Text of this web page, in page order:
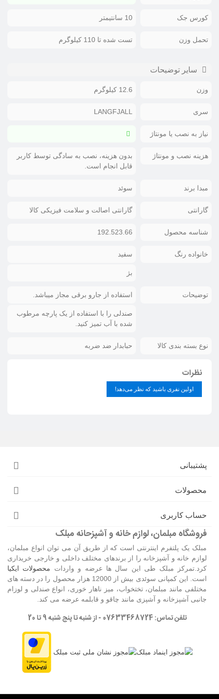
کورس جک 10 سانتیمتر
تحمل وزن تست شده تا 110 کیلوگرم
سایر توضیحات
وزن 12.6 کیلوگرم
سری LANGFJALL
نیاز به نصب یا مونتاژ
هزینه نصب و مونتاژ
بدون هزینه، نصب به سادگی توسط کاربر
قابل انجام است.
مبدا برند سوئد
گارانتی گارانتی اصالت و سلامت فیزیکی کالا
شناسه محصول 192.523.66
خانواده رنگ سفید
بژ
توضیحات استفاده از جارو برقی مجاز میباشد.
صندلی را با استفاده از یک پارچه مرطوب
شده با آب تمیز کنید.
نوع بسته بندی کالا حبابدار ضد ضربه
نظرات
اولین نفری باشید که نظر می‌دهد!
پشتیبانی
محصولات
حساب کاربری
فروشگاه مبلمان، لوازم خانه و آشپزحانه مبلک
مبلک یک پلتفرم اینترنتی است که از طریق آن می توان انواع مبلمان،
لوازم خانه و آشپزخانه را از برندهای مختلف داخلی و خارجی خریداری
کرد.تمرکز مبلک طی این سال ها عرضه و واردات محصولات ایکیا
است. این کمپانی سوئدی بیش از 12000 هزار محصول را در دسته های
مختلفی مانند مبلمان، تختخواب، میز ناهار خوری، انواع صندلی و لوزام
جانبی آشپزخانه و آشپزی مانند چاقو و قابلمه عرضه می کند.
تلفن تماس: 07633468724 - از شنبه تا پنج شنبه 9 تا 20